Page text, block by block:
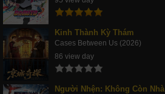
Kinh Thành Kỳ Thám
Cases Between Us (2026)
86 view day
Người Nhện: Không Còn Nhà